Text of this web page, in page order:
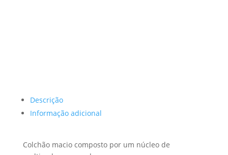
Descrição
Informação adicional
Colchão macio composto por um núcleo de